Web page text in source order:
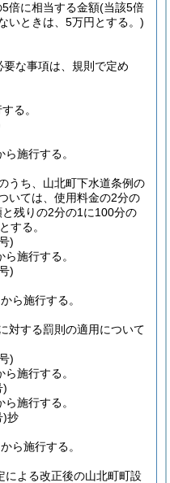
倍に相当する金額(当該5倍
いときは、5万円とする。)
な事項は、規則で定め
る。
施行する。
うち、山北町下水道条例の
いては、使用料金の2分の
残りの2分の1に100分の
する。
)
施行する。
)
ら施行する。
対する罰則の適用について
)
施行する。
)
施行する。
)抄
ら施行する。
よる改正後の山北町町設